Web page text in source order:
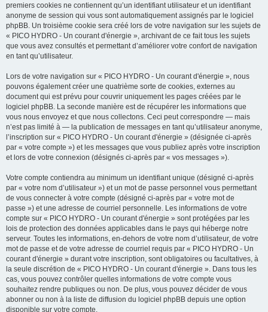
premiers cookies ne contiennent qu’un identifiant utilisateur et un identifiant
anonyme de session qui vous sont automatiquement assignés par le logiciel
phpBB. Un troisième cookie sera créé lors de votre navigation sur les sujets de
« PICO HYDRO - Un courant d'énergie », archivant de ce fait tous les sujets
que vous avez consultés et permettant d’améliorer votre confort de navigation
en tant qu’utilisateur.
Lors de votre navigation sur « PICO HYDRO - Un courant d'énergie », nous
pouvons également créer une quatrième sorte de cookies, externes au
document qui est prévu pour couvrir uniquement les pages créées par le
logiciel phpBB. La seconde manière est de récupérer les informations que
vous nous envoyez et que nous collectons. Ceci peut correspondre — mais
n’est pas limité à — la publication de messages en tant qu’utilisateur anonyme,
l’inscription sur « PICO HYDRO - Un courant d'énergie » (désignée ci-après
par « votre compte ») et les messages que vous publiez après votre inscription
et lors de votre connexion (désignés ci-après par « vos messages »).
Votre compte contiendra au minimum un identifiant unique (désigné ci-après
par « votre nom d’utilisateur ») et un mot de passe personnel vous permettant
de vous connecter à votre compte (désigné ci-après par « votre mot de
passe ») et une adresse de courriel personnelle. Les informations de votre
compte sur « PICO HYDRO - Un courant d'énergie » sont protégées par les
lois de protection des données applicables dans le pays qui héberge notre
serveur. Toutes les informations, en-dehors de votre nom d’utilisateur, de votre
mot de passe et de votre adresse de courriel requis par « PICO HYDRO - Un
courant d'énergie » durant votre inscription, sont obligatoires ou facultatives, à
la seule discrétion de « PICO HYDRO - Un courant d'énergie ». Dans tous les
cas, vous pouvez contrôler quelles informations de votre compte vous
souhaitez rendre publiques ou non. De plus, vous pouvez décider de vous
abonner ou non à la liste de diffusion du logiciel phpBB depuis une option
disponible sur votre compte.